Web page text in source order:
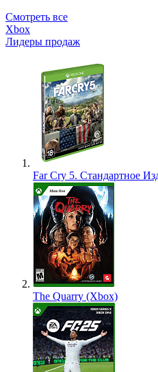
Смотреть все
Xbox
Лидеры продаж
Far Cry 5. Стандартное
The Quarry (Xbox)